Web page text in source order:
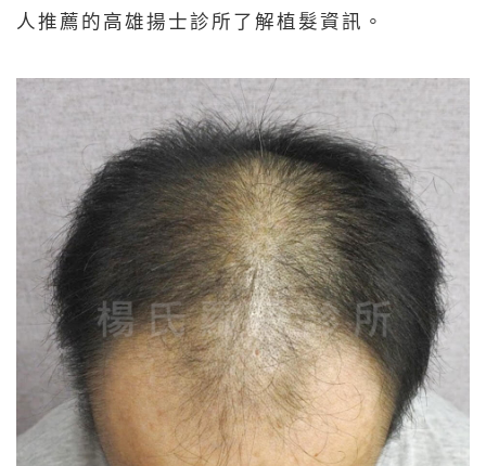
人推薦的高雄揚士診所了解植髮資訊。